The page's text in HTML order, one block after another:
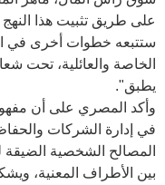
على طريق تثبيت هذا
ستتبعه خطوات أخرى في
الخاصة والعائلية، تحت
يطبق".
وأكد المصري على أن
في إدارة الشركات
المصالح الشخصية الضيقة
بين الأطراف المعنية،